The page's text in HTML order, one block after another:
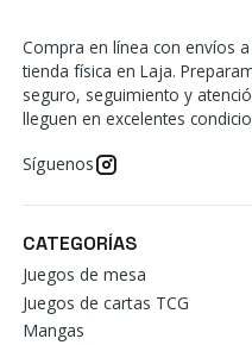
Compra en línea con envíos
tienda física en Laja.
seguro, seguimiento y
lleguen en excelentes
Síguenos
CATEGORÍAS
Juegos de mesa
Juegos de cartas TCG
Mangas